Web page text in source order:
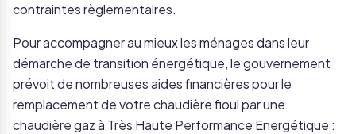
contraintes règlementaires.
Pour accompagner au mieux les ménages dans leur
démarche de transition énergétique, le gouvernement
prévoit de nombreuses aides financières pour le
remplacement de votre chaudière fioul par une
chaudière gaz à Très Haute Performance Energétique :